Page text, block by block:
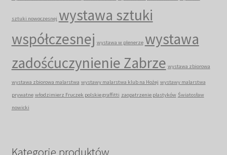
sztuki nowoczesnej wystawa sztuki
współczesnej wystawa w plenerze wystawa
zadośćuczynienie Zabrze wystawa zbiorowa
wystawa zbiorowa malarstwa wystawy malarstwa klub na Hożej wystawy malarstwa
prywatne włodzimierz Fruczek polskie graffitti zaopatrzenie plastyków Światosław
nowicki
Kategorie produktów